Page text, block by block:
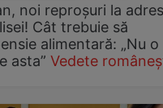
noi reproșuri la
Cât trebuie să
alimentară: „Nu o
asta” Vedete